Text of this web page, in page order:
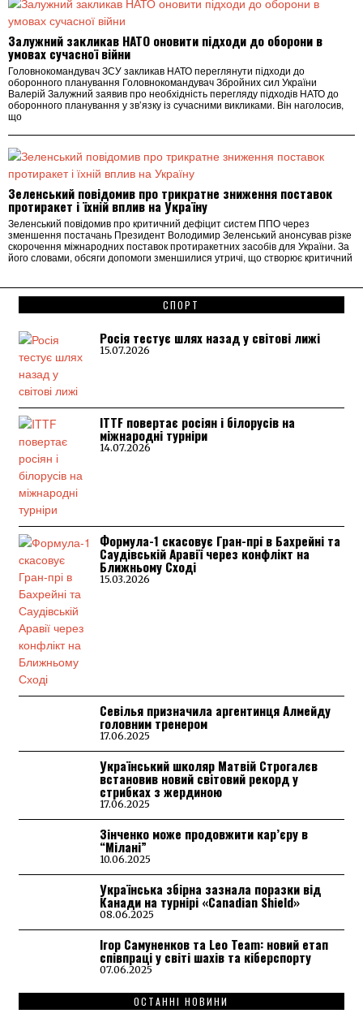
Залужний закликав НАТО оновити підходи до оборони в
умовах сучасної війни
Головнокомандувач ЗСУ закликав НАТО переглянути підходи до
оборонного планування Головнокомандувач Збройних сил України
Валерій Залужний заявив про необхідність перегляду підходів НАТО до
оборонного планування у зв’язку із сучасними викликами. Він наголосив,
що
Зеленський повідомив про трикратне зниження поставок
протиракет і їхній вплив на Україну
Зеленський повідомив про критичний дефіцит систем ППО через
зменшення постачань Президент Володимир Зеленський анонсував різке
скорочення міжнародних поставок протиракетних засобів для України. За
його словами, обсяги допомоги зменшилися утричі, що створює критичний
СПОРТ
Росія тестує шлях назад у світові лижі
15.07.2026
ITTF повертає росіян і білорусів на
міжнародні турніри
14.07.2026
Формула-1 скасовує Гран-прі в Бахрейні та
Саудівській Аравії через конфлікт на
Ближньому Сході
15.03.2026
Севілья призначила аргентинця Алмейду
головним тренером
17.06.2025
Український школяр Матвій Строгалєв
встановив новий світовий рекорд у
стрибках з жердиною
17.06.2025
Зінченко може продовжити кар’єру в
“Мілані”
10.06.2025
Українська збірна зазнала поразки від
Канади на турнірі «Canadian Shield»
08.06.2025
Ігор Самуненков та Leo Team: новий етап
співпраці у світі шахів та кіберспорту
07.06.2025
ОСТАННІ НОВИНИ